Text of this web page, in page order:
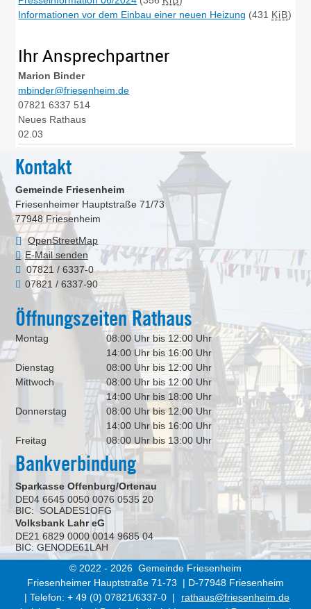
Informationen vor dem Einbau einer neuen Heizung (431 KiB)
Ihr Ansprechpartner
Marion Binder
mbinder@friesenheim.de
07821 6337 514
Neues Rathaus
02.03
Kontakt
Gemeinde Friesenheim
Friesenheimer Hauptstraße 71/73
77948 Friesenheim
OpenStreetMap
E-Mail senden
07821 / 6337-0
07821 / 6337-90
Öffnungszeiten Rathaus
Montag
08:00 Uhr bis 12:00 Uhr
14:00 Uhr bis 16:00 Uhr
Dienstag
08:00 Uhr bis 12:00 Uhr
Mittwoch
08:00 Uhr bis 12:00 Uhr
14:00 Uhr bis 18:00 Uhr
Donnerstag
08:00 Uhr bis 12:00 Uhr
14:00 Uhr bis 16:00 Uhr
Freitag
08:00 Uhr bis 13:00 Uhr
Bankverbindung
Sparkasse Offenburg/Ortenau
DE04 6645 0050 0076 0535 20
BIC: SOLADES1OFG
Volksbank Lahr eG
DE21 6829 0000 0014 9685 04
BIC: GENODE61LAH
© 2022 - 2026 Gemeinde Friesenheim
Friesenheimer Hauptstraße 71-73 | D-77948 Friesenheim
| Telefon: + 49 (0) 07821/6337-0 |
rathaus@friesenheim.de